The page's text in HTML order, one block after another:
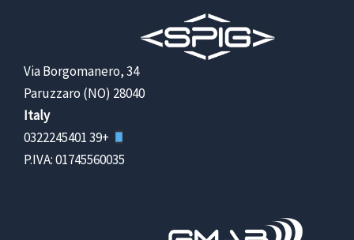
Via Borgomanero, 34
28040 Paruzzaro (NO)
Italy
+39 0322245401
P.IVA: 01745560035